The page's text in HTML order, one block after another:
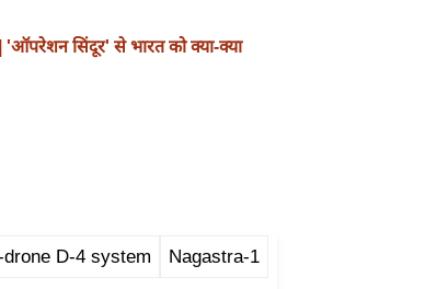
सिंदूर' से भारत को क्या-क्या
drone D-4 system Nagastra-1